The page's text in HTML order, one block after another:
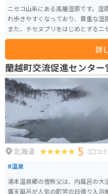
ニセコ山系にある高層湿原です。
れ歩きやすくなっており、貴重な湿
また、チセヌプリをはじめとするニ
葉が美しいです。
詳
蘭越町交流促進センター
北海道 5 （口コ
#温泉
湯本温泉郷の雪秩父は、内風呂の
露天風呂が人気の町営の日帰り入